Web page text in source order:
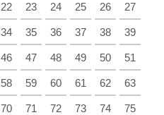
22 23 24 25 26 27
34 35 36 37 38 39
46 47 48 49 50 51
58 59 60 61 62 63
70 71 72 73 74 75